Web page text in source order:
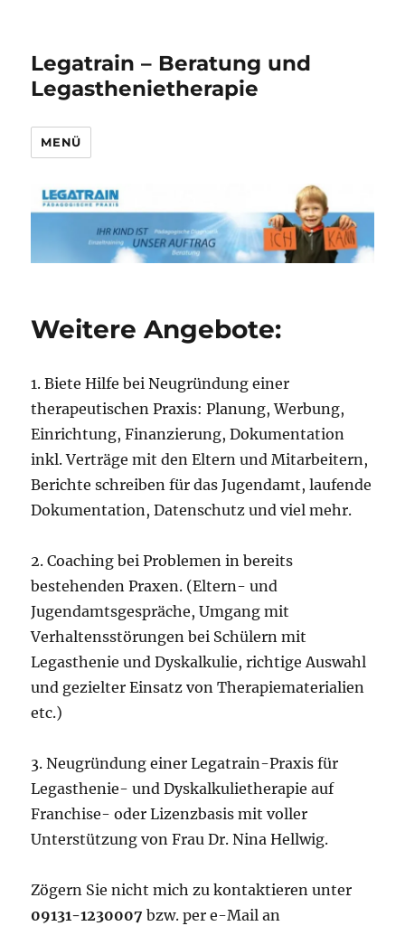
Legatrain – Beratung und
Legasthenietherapie
MENÜ
Weitere Angebote:
1. Biete Hilfe bei Neugründung einer
therapeutischen Praxis: Planung, Werbung,
Einrichtung, Finanzierung, Dokumentation
inkl. Verträge mit den Eltern und Mitarbeitern,
Berichte schreiben für das Jugendamt, laufende
Dokumentation, Datenschutz und viel mehr.
2. Coaching bei Problemen in bereits
bestehenden Praxen. (Eltern- und
Jugendamtsgespräche, Umgang mit
Verhaltensstörungen bei Schülern mit
Legasthenie und Dyskalkulie, richtige Auswahl
und gezielter Einsatz von Therapiematerialien
etc.)
3. Neugründung einer Legatrain-Praxis für
Legasthenie- und Dyskalkulietherapie auf
Franchise- oder Lizenzbasis mit voller
Unterstützung von Frau Dr. Nina Hellwig.
Zögern Sie nicht mich zu kontaktieren unter
09131-1230007 bzw. per e-Mail an